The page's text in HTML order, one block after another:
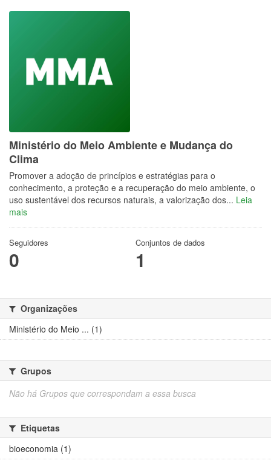
Ministério do Meio Ambiente e Mudança do
Clima
Promover a adoção de princípios e estratégias para o
conhecimento, a proteção e a recuperação do meio ambiente, o
uso sustentável dos recursos naturais, a valorização dos... Leia
mais
Seguidores
0
Conjuntos de dados
1
Organizações
Ministério do Meio ... (1)
Grupos
Não há Grupos que correspondam a essa busca
Etiquetas
bioeconomia (1)